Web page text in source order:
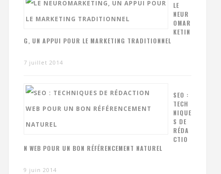
LE
NEUR
OMAR
KETIN
G, UN APPUI POUR LE MARKETING TRADITIONNEL
7 juillet 2014
SEO :
TECH
NIQUE
S DE
RÉDA
CTIO
N WEB POUR UN BON RÉFÉRENCEMENT NATUREL
9 juin 2014